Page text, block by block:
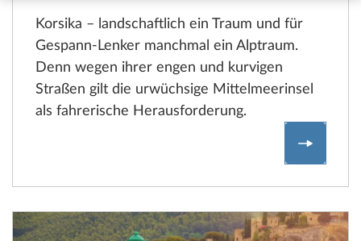
Korsika – landschaftlich ein Traum und für
Gespann-Lenker manchmal ein Alptraum.
Denn wegen ihrer engen und kurvigen
Straßen gilt die urwüchsige Mittelmeerinsel
als fahrerische Herausforderung.
Korsika